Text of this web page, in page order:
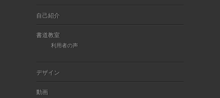
自己紹介
書道教室
利用者の声
デザイン
動画